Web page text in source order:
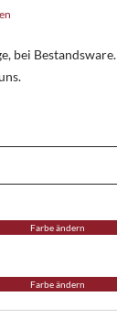
bei Bestandsware.
Farbe ändern
Farbe ändern